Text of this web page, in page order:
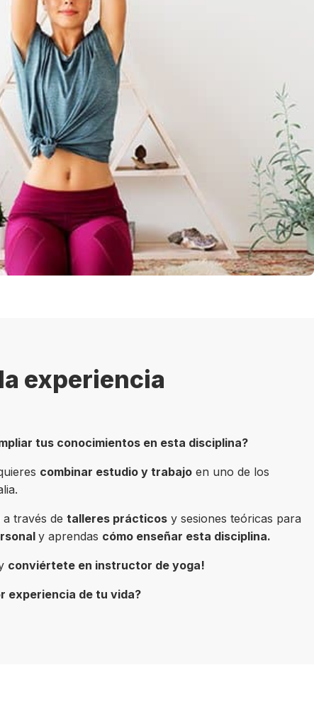
Web en
Professionals en Melbourne
experiencia
tus conocimientos en esta disciplina?
combinar estudio y trabajoen uno de los
a través de talleres prácticosy sesiones teóricas para
y aprendas cómo enseñar esta disciplina.
conviértete en instructor de yoga!
experiencia de tu vida?